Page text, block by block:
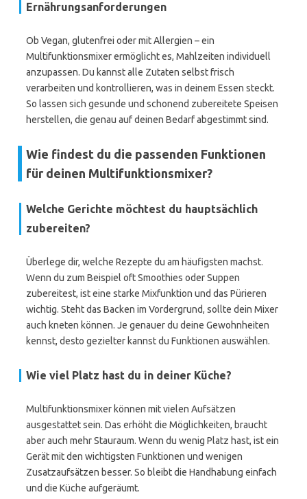
Ernährungsanforderungen
Ob Vegan, glutenfrei oder mit Allergien – ein
Multifunktionsmixer ermöglicht es, Mahlzeiten individuell
anzupassen. Du kannst alle Zutaten selbst frisch
verarbeiten und kontrollieren, was in deinem Essen steckt.
So lassen sich gesunde und schonend zubereitete Speisen
herstellen, die genau auf deinen Bedarf abgestimmt sind.
Wie findest du die passenden Funktionen
für deinen Multifunktionsmixer?
Welche Gerichte möchtest du hauptsächlich
zubereiten?
Überlege dir, welche Rezepte du am häufigsten machst.
Wenn du zum Beispiel oft Smoothies oder Suppen
zubereitest, ist eine starke Mixfunktion und das Pürieren
wichtig. Steht das Backen im Vordergrund, sollte dein Mixer
auch kneten können. Je genauer du deine Gewohnheiten
kennst, desto gezielter kannst du Funktionen auswählen.
Wie viel Platz hast du in deiner Küche?
Multifunktionsmixer können mit vielen Aufsätzen
ausgestattet sein. Das erhöht die Möglichkeiten, braucht
aber auch mehr Stauraum. Wenn du wenig Platz hast, ist ein
Gerät mit den wichtigsten Funktionen und wenigen
Zusatzaufsätzen besser. So bleibt die Handhabung einfach
und die Küche aufgeräumt.